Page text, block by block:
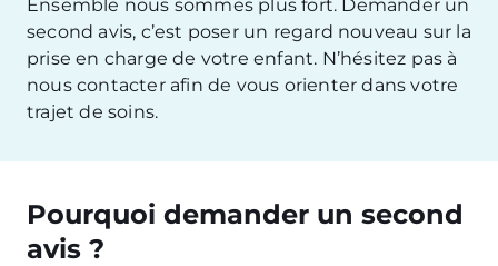
Ensemble nous sommes plus fort. Demander un
second avis, c’est poser un regard nouveau sur la
prise en charge de votre enfant. N’hésitez pas à
nous contacter afin de vous orienter dans votre
trajet de soins.
Pourquoi demander un second
avis ?